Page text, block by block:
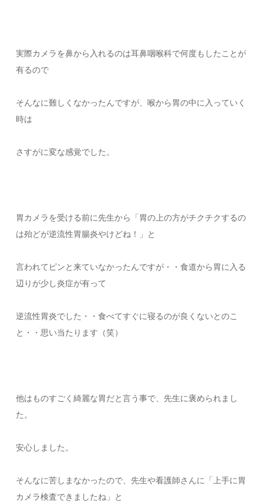
実際カメラを鼻から入れるのは耳鼻咽喉科で何度もしたことが
有るので
そんなに難しくなかったんですが、喉から胃の中に入っていく
時は
さすがに変な感覚でした。
胃カメラを受ける前に先生から「胃の上の方がチクチクするの
は殆どが逆流性胃腸炎やけどね！」と
言われてピンと来ていなかったんですが・・食道から胃に入る
辺りが少し炎症が有って
逆流性胃炎でした・・食べてすぐに寝るのが良くないとのこ
と・・思い当たります（笑）
他はものすごく綺麗な胃だと言う事で、先生に褒められまし
た。
安心しました。
そんなに苦しまなかったので、先生や看護師さんに「上手に胃
カメラ検査できましたね」と